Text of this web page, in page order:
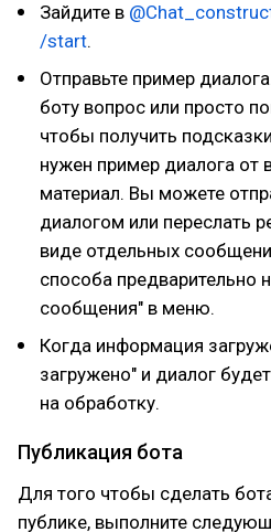
Зайдите в
/start.
Отправьте пример
боту вопрос или просто
чтобы получить
нужен пример диалога от
материал. Вы можете
диалогом или переслать
виде отдельных
способа
сообщения" в меню.
Когда информация
загружено" и диалог
на обработку.
Публикация бота
Для того чтобы сделать
публике, выполните